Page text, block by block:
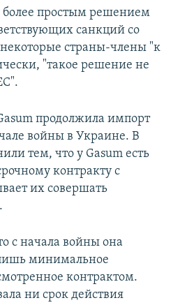
простым решением
санкций со
страны-члены "к
"такое решение не
продолжила импорт
войны в Украине. В
тем, что у Gasum есть
контракту с
их совершать
с начала войны она
минимальное
контрактом.
ни срок действия